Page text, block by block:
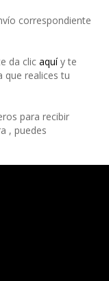
correspondiente
da clic aquíy te
que realices tu
para recibir
, puedes